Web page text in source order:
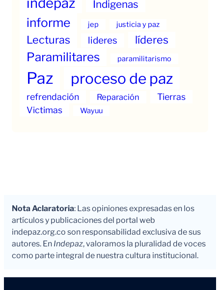
Indigenas
informe jep justicia y paz
Lecturas lideres líderes
Paramilitares paramilitarismo
Paz proceso de paz
refrendación Reparación
Tierras
Victimas
Wayuu
Nota Aclaratoria: Las opiniones expresadas en los
artículos y publicaciones del portal web
indepaz.org.co son responsabilidad exclusiva de sus
autores. En Indepaz, valoramos la pluralidad de voces
como parte integral de nuestra cultura institucional.